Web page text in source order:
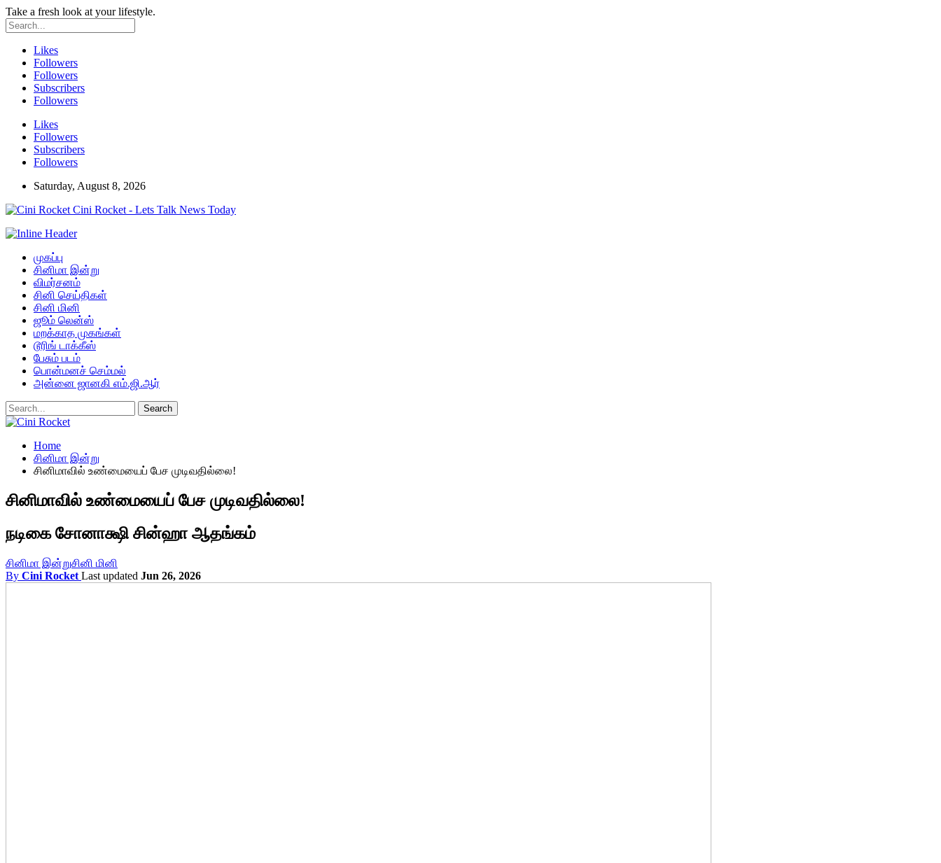
Take a fresh look at your lifestyle.
Likes
Followers
Followers
Subscribers
Followers
Likes
Followers
Subscribers
Followers
Saturday, August 8, 2026
Cini Rocket - Lets Talk News Today
முகப்பு
சினிமா இன்று
விமர்சனம்
சினி செய்திகள்
சினி மினி
ஜூம் லென்ஸ்
மறக்காத முகங்கள்
டூரிங் டாக்கீஸ்
பேசும் படம்
பொன்மனச் செம்மல்
அன்னை ஜானகி எம்.ஜி.ஆர்
Home
சினிமா இன்று
சினிமாவில் உண்மையைப் பேச முடிவதில்லை!
சினிமாவில் உண்மையைப் பேச முடிவதில்லை!
நடிகை சோனாக்ஷி சின்ஹா ஆதங்கம்
சினிமா இன்றுசினி மினி
By Cini Rocket Last updated Jun 26, 2026